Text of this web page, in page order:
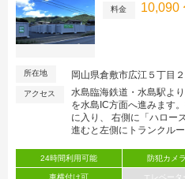
料金 10,090
所在地 岡山県倉敷市広江５丁目
アクセス
水島臨海鉄道・水島駅よ
を水島IC方面へ進みます
に入り、 右側に「ハロー
進むと左側にトランクルー
24時間利用可能 防犯カメ
車横付け可 エレベータ